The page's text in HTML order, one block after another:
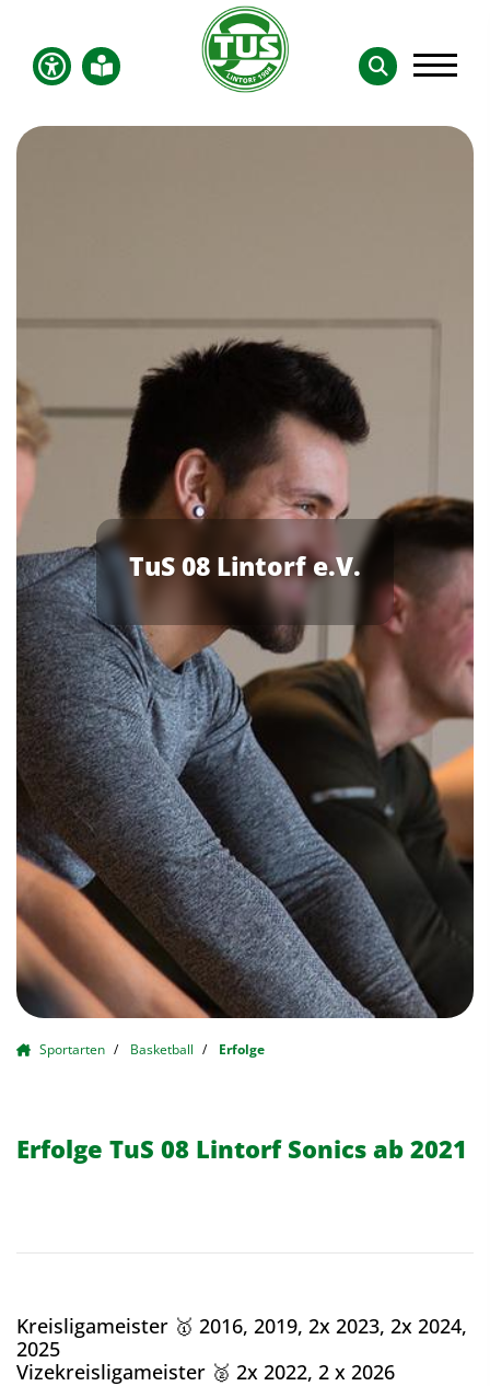
TuS 08 Lintorf e.V.
Sportarten Basketball Erfolge
Erfolge TuS 08 Lintorf Sonics ab 2021
Kreisligameister 🥇 2016, 2019, 2x 2023, 2x 2024,
2025
Vizekreisligameister 🥈 2x 2022, 2 x 2026